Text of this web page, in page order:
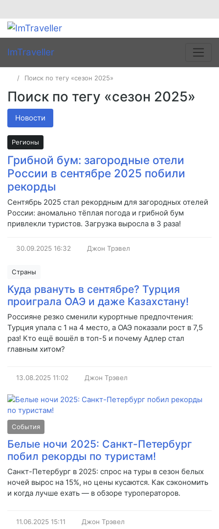
ImTraveller
Поиск по тегу «сезон 2025»
Поиск по тегу «сезон 2025»
Новости
Регионы
Грибной бум: загородные отели
России в сентябре 2025 побили
рекорды
Сентябрь 2025 стал рекордным для загородных отелей
России: аномально тёплая погода и грибной бум
привлекли туристов. Загрузка выросла в 3 раза!
30.09.2025 16:32 Джон Трэвел
Страны
Куда рвануть в сентябре? Турция
проиграла ОАЭ и даже Казахстану!
Россияне резко сменили курортные предпочтения:
Турция упала с 1 на 4 место, а ОАЭ показали рост в 7,5
раз! Кто ещё вошёл в топ-5 и почему Адлер стал
главным хитом?
13.08.2025 11:02 Джон Трэвел
События
Белые ночи 2025: Санкт-Петербург
побил рекорды по туристам!
Санкт-Петербург в 2025: спрос на туры в сезон белых
ночей вырос на 15%, но цены кусаются. Как сэкономить
и когда лучше ехать — в обзоре туроператоров.
11.06.2025 15:11 Джон Трэвел